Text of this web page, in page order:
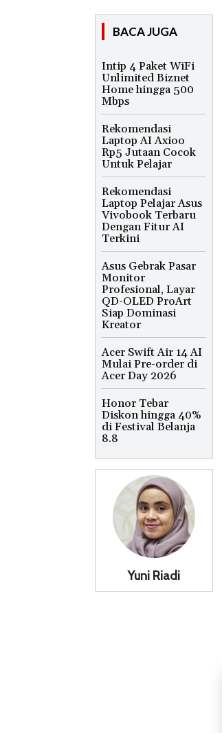
BACA JUGA
Intip 4 Paket WiFi
Unlimited Biznet
Home hingga 500
Mbps
Rekomendasi
Laptop AI Axioo
Rp5 Jutaan Cocok
Untuk Pelajar
Rekomendasi
Laptop Pelajar Asus
Vivobook Terbaru
Dengan Fitur AI
Terkini
Asus Gebrak Pasar
Monitor
Profesional, Layar
QD-OLED ProArt
Siap Dominasi
Kreator
Acer Swift Air 14 AI
Mulai Pre-order di
Acer Day 2026
Honor Tebar
Diskon hingga 40%
di Festival Belanja
8.8
Yuni Riadi